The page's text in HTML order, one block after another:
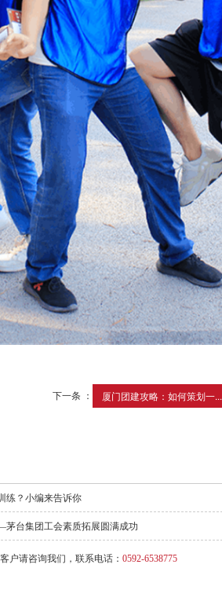
下一条 ： 厦门团建攻略：如何策划一...
练？小编来告诉你
台集团工会素质拓展圆满成功
户请咨询我们，联系电话： 0592-6538775